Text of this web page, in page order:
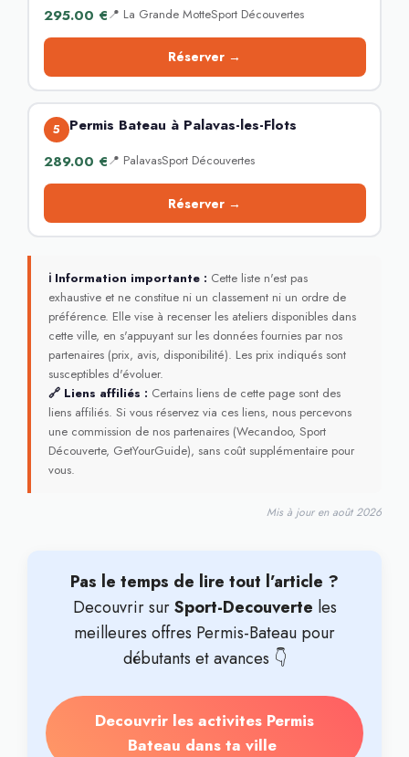
295.00 €📍 La Grande MotteSport Découvertes
Réserver →
5 Permis Bateau à Palavas-les-Flots
289.00 €📍 PalavasSport Découvertes
Réserver →
ℹ Information importante : Cette liste n'est pas
exhaustive et ne constitue ni un classement ni un ordre de
préférence. Elle vise à recenser les ateliers disponibles dans
cette ville, en s'appuyant sur les données fournies par nos
partenaires (prix, avis, disponibilité). Les prix indiqués sont
susceptibles d'évoluer.
🔗 Liens affiliés : Certains liens de cette page sont des
liens affiliés. Si vous réservez via ces liens, nous percevons
une commission de nos partenaires (Wecandoo, Sport
Découverte, GetYourGuide), sans coût supplémentaire pour
vous.
Mis à jour en août 2026
Pas le temps de lire tout l’article ?
Decouvrir surSport-Decouverte les
meilleures offres Permis-Bateau pour
débutants et avances 👇
Decouvrir les activites Permis
Bateau dans ta ville